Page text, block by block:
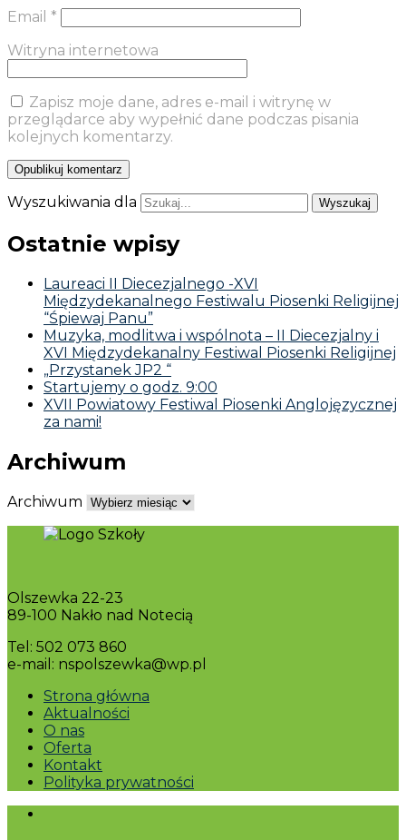
Email *
Witryna internetowa
Zapisz moje dane, adres e-mail i witrynę w
przeglądarce aby wypełnić dane podczas pisania
kolejnych komentarzy.
Wyszukiwania dla
Ostatnie wpisy
Laureaci II Diecezjalnego -XVI
Międzydekanalnego Festiwalu Piosenki Religijnej
“Śpiewaj Panu”
Muzyka, modlitwa i wspólnota – II Diecezjalny i
XVI Międzydekanalny Festiwal Piosenki Religijnej
„Przystanek JP2 “
Startujemy o godz. 9:00
XVII Powiatowy Festiwal Piosenki Anglojęzycznej
za nami!
Archiwum
Archiwum
Olszewka 22-23
89-100 Nakło nad Notecią
Tel: 502 073 860
e-mail: nspolszewka@wp.pl
Strona główna
Aktualności
O nas
Oferta
Kontakt
Polityka prywatności